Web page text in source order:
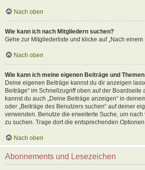
Nach oben
Wie kann ich nach Mitgliedern suchen?
Gehe zur Mitgliederliste und klicke auf „Nach einem
Nach oben
Wie kann ich meine eigenen Beiträge und
Deine eigenen Beiträge kannst du dir anzeigen
Beiträge“ im Schnellzugriff oben auf der Boardseite
kannst du auch „Deine Beiträge anzeigen“ in
oder „Beiträge des Benutzers suchen“ auf deiner
verwenden. Benutze die erweiterte Suche, um
zu suchen. Trage dort die entsprechenden
Nach oben
Abonnements und Lesezeichen